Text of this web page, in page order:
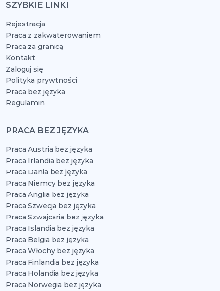
SZYBKIE LINKI
Rejestracja
Praca z zakwaterowaniem
Praca za granicą
Kontakt
Zaloguj się
Polityka prywtności
Praca bez języka
Regulamin
PRACA BEZ JĘZYKA
Praca Austria bez języka
Praca Irlandia bez języka
Praca Dania bez języka
Praca Niemcy bez języka
Praca Anglia bez języka
Praca Szwecja bez języka
Praca Szwajcaria bez języka
Praca Islandia bez języka
Praca Belgia bez języka
Praca Włochy bez języka
Praca Finlandia bez języka
Praca Holandia bez języka
Praca Norwegia bez języka